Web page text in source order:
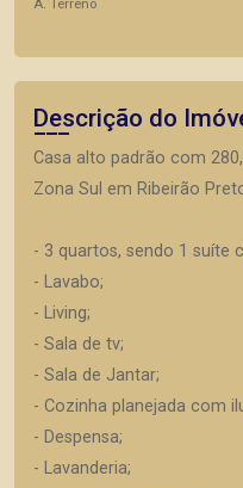
A. Terreno
Descrição do
Casa alto padrão com
Zona Sul em Ribeirão
- 3 quartos, sendo 1 suíte
- Lavabo;
- Living;
- Sala de tv;
- Sala de Jantar;
- Cozinha planejada com
- Despensa;
- Lavanderia;